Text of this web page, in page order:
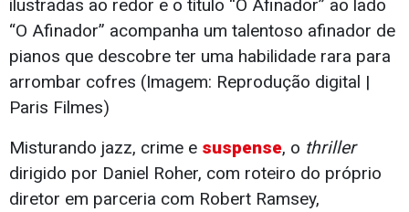
“O Afinador” acompanha um talentoso afinador de
pianos que descobre ter uma habilidade rara para
arrombar cofres (Imagem: Reprodução digital |
Paris Filmes)
Misturando jazz, crime e suspense, o thriller
dirigido por Daniel Roher, com roteiro do próprio
diretor em parceria com Robert Ramsey,